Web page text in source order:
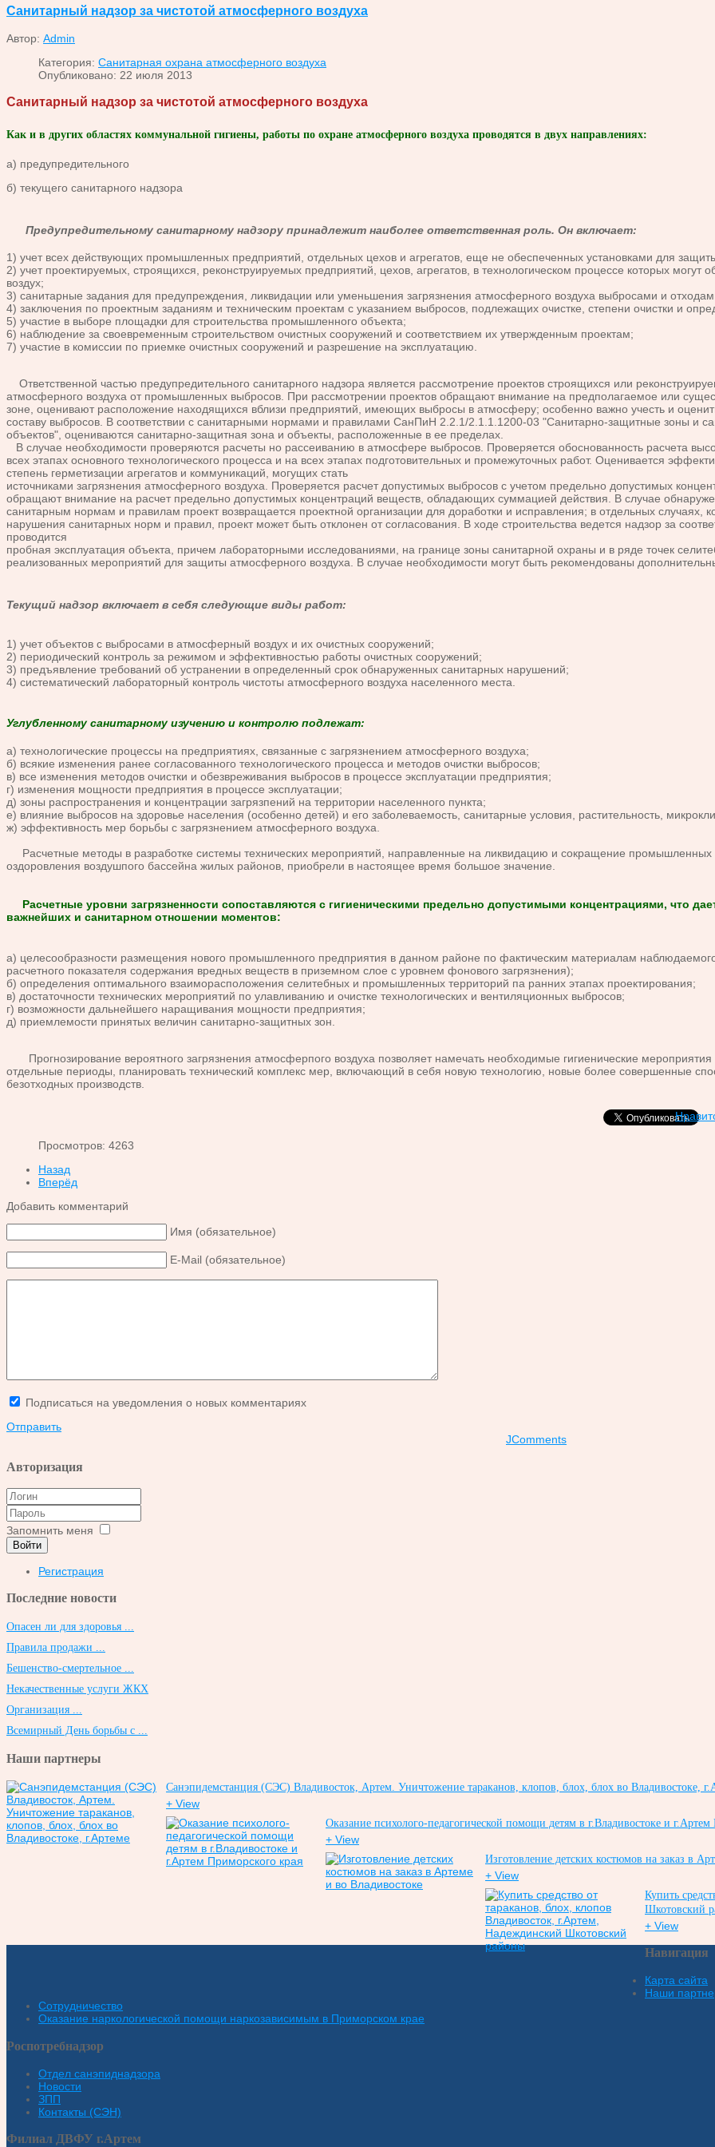
Санитарный надзор за чистотой атмосферного воздуха
Автор: Admin
Категория: Санитарная охрана атмосферного воздуха
Опубликовано: 22 июля 2013
Санитарный надзор за чистотой атмосферного воздуха
Как и в других областях коммунальной гигиены, работы по охране атмосферного воздуха проводятся в двух направлениях:
а) предупредительного
б) текущего санитарного надзора
Предупредительному санитарному надзору принадлежит наиболее ответственная роль. Он включает:
1) учет всех действующих промышленных предприятий, отдельных цехов и агрегатов, еще не обеспеченных установками для
2) учет проектируемых, строящихся, реконструируемых предприятий, цехов, агрегатов, в технологическом процессе которых
воздух;
3) санитарные задания для предупреждения, ликвидации или уменьшения загрязнения атмосферного воздуха выбросами и
4) заключения по проектным заданиям и техническим проектам с указанием выбросов, подлежащих очистке, степени очистки и
5) участие в выборе площадки для строительства промышленного объекта;
6) наблюдение за своевременным строительством очистных сооружений и соответствием их утвержденным проектам;
7) участие в комиссии по приемке очистных сооружений и разрешение на эксплуатацию.
Ответственной частью предупредительного санитарного надзора является рассмотрение проектов строящихся или
атмосферного воздуха от промышленных выбросов. При рассмотрении проектов обращают внимание на предполагаемое или
зоне, оценивают расположение находящихся вблизи предприятий, имеющих выбросы в атмосферу; особенно важно учесть и
составу выбросов. В соответствии с санитарными нормами и правилами СанПиН 2.2.1/2.1.1.1200-03 "Санитарно-защитные зоны и
объектов", оцениваются санитарно-защитная зона и объекты, расположенные в ее пределах.
В случае необходимости проверяются расчеты но рассеиванию в атмосфере выбросов. Проверяется обоснованность расчета
всех этапах основного технологического процесса и на всех этапах подготовительных и промежуточных работ. Оценивается
степень герметизации агрегатов и коммуникаций, могущих стать
источниками загрязнения атмосферного воздуха. Проверяется расчет допустимых выбросов с учетом предельно допустимых
обращают внимание на расчет предельно допустимых концентраций веществ, обладающих суммацией действия. В случае
санитарным нормам и правилам проект возвращается проектной организации для доработки и исправления; в отдельных случаях,
нарушения санитарных норм и правил, проект может быть отклонен от согласования. В ходе строительства ведется надзор за
проводится
пробная эксплуатация объекта, причем лабораторными исследованиями, на границе зоны санитарной охраны и в ряде точек
реализованных мероприятий для защиты атмосферного воздуха. В случае необходимости могут быть рекомендованы
Текущий надзор включает в себя следующие виды работ:
1) учет объектов с выбросами в атмосферный воздух и их очистных сооружений;
2) периодический контроль за режимом и эффективностью работы очистных сооружений;
3) предъявление требований об устранении в определенный срок обнаруженных санитарных нарушений;
4) систематический лабораторный контроль чистоты атмосферного воздуха населенного места.
Углубленному санитарному изучению и контролю подлежат:
а) технологические процессы на предприятиях, связанные с загрязнением атмосферного воздуха;
б) всякие изменения ранее согласованного технологического процесса и методов очистки выбросов;
в) все изменения методов очистки и обезвреживания выбросов в процессе эксплуатации предприятия;
г) изменения мощности предприятия в процессе эксплуатации;
д) зоны распространения и концентрации загрязпений на территории населенного пункта;
е) влияние выбросов на здоровье населения (особенно детей) и его заболеваемость, санитарные условия, растительность,
ж) эффективность мер борьбы с загрязнением атмосферного воздуха.
Расчетные методы в разработке системы технических мероприятий, направленные на ликвидацию и сокращение
оздоровления воздушпого бассейна жилых районов, приобрели в настоящее время большое значение.
Расчетные уровни загрязненности сопоставляются с гигиеническими предельно допустимыми концентрациями, что
важнейших и санитарном отношении моментов:
а) целесообразности размещения нового промышленного предприятия в данном районе по фактическим материалам
расчетного показателя содержания вредных веществ в приземном слое с уровнем фонового загрязнения);
б) определения оптимального взаиморасположения селитебных и промышленных территорий па ранних этапах проектирования;
в) достаточности технических мероприятий по улавливанию и очистке технологических и вентиляционных выбросов;
г) возможности дальнейшего наращивания мощности предприятия;
д) приемлемости принятых величин санитарно-защитных зон.
Прогнозирование вероятного загрязнения атмосферпого воздуха позволяет намечать необходимые гигиенические
отдельные периоды, планировать технический комплекс мер, включающий в себя новую технологию, новые более совершенные
безотходных производств.
Просмотров: 4263
Назад
Вперёд
Добавить комментарий
Имя (обязательное)
E-Mail (обязательное)
Подписаться на уведомления о новых комментариях
Отправить
JComments
Авторизация
Запомнить меня
Войти
Регистрация
Последние новости
Опасен ли для здоровья ...
Правила продажи ...
Бешенство-смертельное ...
Некачественные услуги ЖКХ
Организация ...
Всемирный День борьбы с ...
Наши партнеры
Санэпидемстанция (СЭС) Владивосток, Артем. Уничтожение тараканов, клопов, блох, блох во Владивостоке,
+ View
Оказание психолого-педагогической помощи детям в г.Владивостоке и г.Артем
+ View
Изготовление детских костюмов на заказ в
+ View
Купить
Шкотовский
+ View
Навигация
Карта сайта
Наши
Сотрудничество
Оказание наркологической помощи наркозависимым в Приморском крае
Роспотребнадзор
Отдел санэпиднадзора
Новости
ЗПП
Контакты (СЭН)
Филиал ДВФУ г.Артем